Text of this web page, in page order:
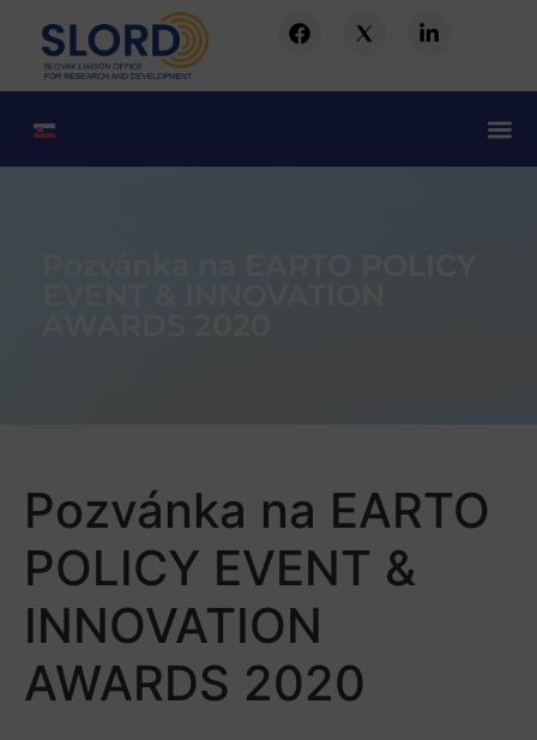
Pozvánka na EARTO
POLICY EVENT &
INNOVATION
AWARDS 2020